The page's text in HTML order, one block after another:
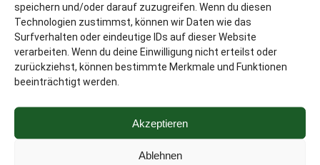
speichern und/oder darauf zuzugreifen. Wenn du diesen
Technologien zustimmst, können wir Daten wie das
Surfverhalten oder eindeutige IDs auf dieser Website
verarbeiten. Wenn du deine Einwilligung nicht erteilst oder
zurückziehst, können bestimmte Merkmale und Funktionen
beeinträchtigt werden.
Akzeptieren
Ablehnen
Annika Dick
2. Oktober 2011
Hallo,
wie du schon gesehen hast, wird dein Postfach auch
von mir noch zum Ende hin „zugeschüttet“ ;). Im Lauf
dieser Woche sollten sie geschrieben werden und bis
losgeschickt werden (damit sie nicht die allerletzten
sind, die eintrudeln).